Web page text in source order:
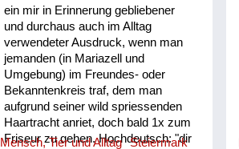
ein mir in Erinnerung gebliebener
und durchaus auch im Alltag
verwendeter Ausdruck, wenn man
jemanden (in Mariazell und
Umgebung) im Freundes- oder
Bekanntenkreis traf, dem man
aufgrund seiner wild spriessenden
Haartracht anriet, doch bald 1x zum
Friseur zu gehen. Hochdeutsch: "dir
Mensch, Tier und Alltag
Steiermark